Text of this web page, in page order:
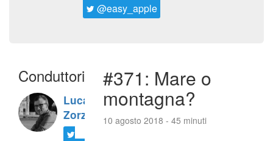
@easy_apple
Conduttori
Luca
Zorzi
#371: Mare o
montagna?
10 agosto 2018 - 45 minuti